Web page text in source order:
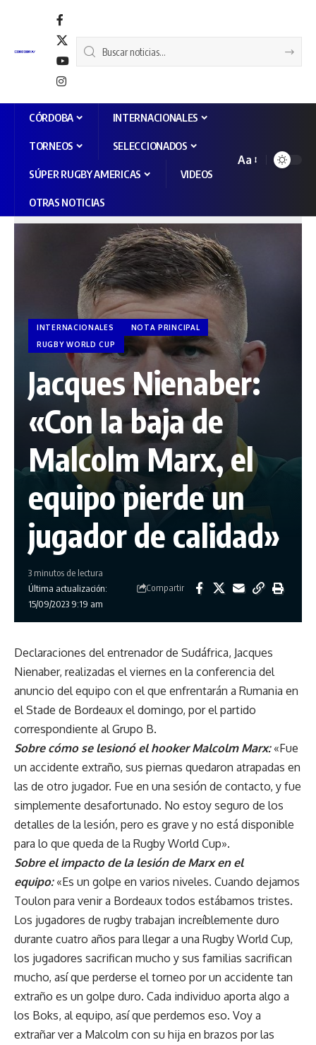
CÓRDOBA INTERNACIONALES
TORNEOS SELECCIONADOS
SÚPER RUGBY AMERICAS VIDEOS
OTRAS NOTICIAS
Aa
INTERNACIONALES
NOTA PRINCIPAL
RUGBY WORLD CUP
Jacques Nienaber:
«Con la baja de
Malcolm Marx, el
equipo pierde un
jugador de calidad»
Última actualización:
15/09/2023 9:19 am
3 minutos de lectura
Compartir
Declaraciones del entrenador de Sudáfrica, Jacques
Nienaber, realizadas el viernes en la conferencia del
anuncio del equipo con el que enfrentarán a Rumania en
el Stade de Bordeaux el domingo, por el partido
correspondiente al Grupo B.
Sobre cómo se lesionó el hooker Malcolm Marx: «Fue
un accidente extraño, sus piernas quedaron atrapadas en
las de otro jugador. Fue en una sesión de contacto, y fue
simplemente desafortunado. No estoy seguro de los
detalles de la lesión, pero es grave y no está disponible
para lo que queda de la Rugby World Cup».
Sobre el impacto de la lesión de Marx en el
equipo: «Es un golpe en varios niveles. Cuando dejamos
Toulon para venir a Bordeaux todos estábamos tristes.
Los jugadores de rugby trabajan increíblemente duro
durante cuatro años para llegar a una Rugby World Cup,
los jugadores sacrifican mucho y sus familias sacrifican
mucho, así que perderse el torneo por un accidente tan
extraño es un golpe duro. Cada individuo aporta algo a
los Boks, al equipo, así que perdemos eso. Voy a
extrañar ver a Malcolm con su hija en brazos por las